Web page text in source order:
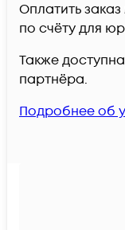
Оплатить
по счёту для
Также
партнёра.
Подробнее об